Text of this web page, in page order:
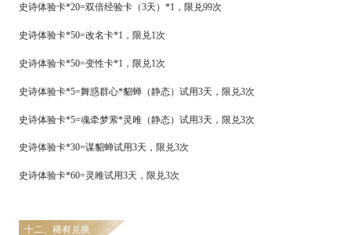
史诗体验卡*20=双倍经验卡（3天）*1，限兑99次
史诗体验卡*50=改名卡*1，限兑1次
史诗体验卡*50=变性卡*1，限兑1次
史诗体验卡*5=舞惑群心*貂蝉（静态）试用3天，限兑3次
史诗体验卡*5=魂牵梦萦*灵雎（静态）试用3天，限兑3次
史诗体验卡*30=谋貂蝉试用3天，限兑3次
史诗体验卡*60=灵雎试用3天，限兑3次
十二、稀有兑换